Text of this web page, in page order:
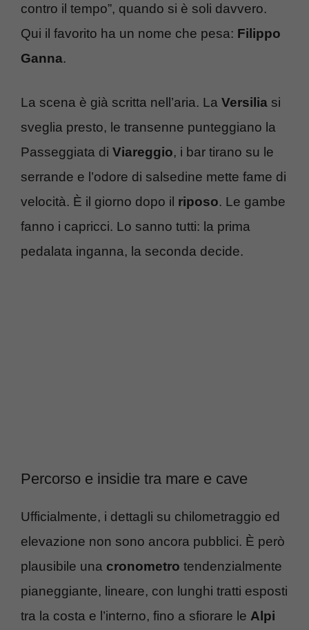
contro il tempo”, quando si è soli davvero.
Qui il favorito ha un nome che pesa: Filippo
Ganna.
La scena è già scritta nell’aria. La Versilia si
sveglia presto, le transenne punteggiano la
Passeggiata di Viareggio, i bar tirano su le
serrande e l’odore di salsedine mette fame di
velocità. È il giorno dopo il riposo. Le gambe
fanno i capricci. Lo sanno tutti: la prima
pedalata inganna, la seconda decide.
Percorso e insidie tra mare e cave
Ufficialmente, i dettagli su chilometraggio ed
elevazione non sono ancora pubblici. È però
plausibile una cronometro tendenzialmente
pianeggiante, lineare, con lunghi tratti esposti
tra la costa e l’interno, fino a sfiorare le Alpi